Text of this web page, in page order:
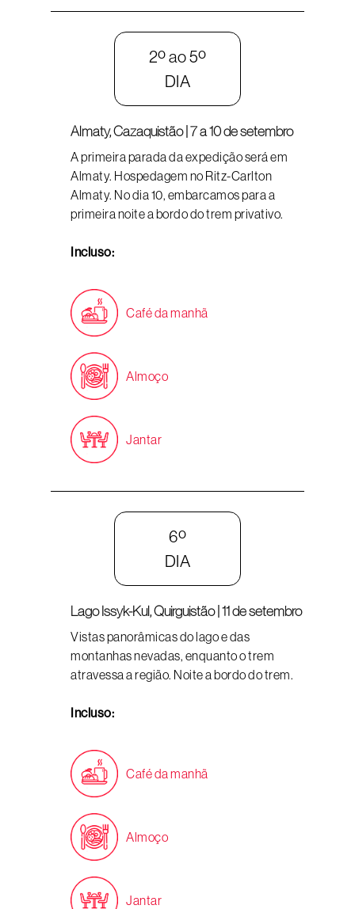
2º ao 5º
DIA
Almaty, Cazaquistão | 7 a 10 de setembro
A primeira parada da expedição será em
Almaty. Hospedagem no Ritz-Carlton
Almaty. No dia 10, embarcamos para a
primeira noite a bordo do trem privativo.
Incluso:
Café da manhã
Almoço
Jantar
6º
DIA
Lago Issyk-Kul, Quirguistão | 11 de setembro
Vistas panorâmicas do lago e das
montanhas nevadas, enquanto o trem
atravessa a região. Noite a bordo do trem.
Incluso:
Café da manhã
Almoço
Jantar